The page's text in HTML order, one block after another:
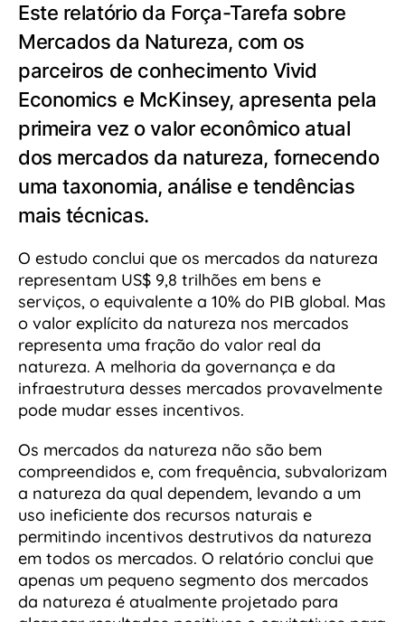
Este relatório da Força-Tarefa sobre
Mercados da Natureza, com os
parceiros de conhecimento Vivid
Economics e McKinsey, apresenta pela
primeira vez o valor econômico atual
dos mercados da natureza, fornecendo
uma taxonomia, análise e tendências
mais técnicas.
O estudo conclui que os mercados da natureza
representam US$ 9,8 trilhões em bens e
serviços, o equivalente a 10% do PIB global. Mas
o valor explícito da natureza nos mercados
representa uma fração do valor real da
natureza. A melhoria da governança e da
infraestrutura desses mercados provavelmente
pode mudar esses incentivos.
Os mercados da natureza não são bem
compreendidos e, com frequência, subvalorizam
a natureza da qual dependem, levando a um
uso ineficiente dos recursos naturais e
permitindo incentivos destrutivos da natureza
em todos os mercados. O relatório conclui que
apenas um pequeno segmento dos mercados
da natureza é atualmente projetado para